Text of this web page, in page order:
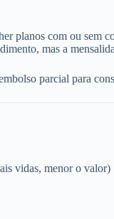
planos com ou sem
mas a
parcial para
vidas, menor o valor)